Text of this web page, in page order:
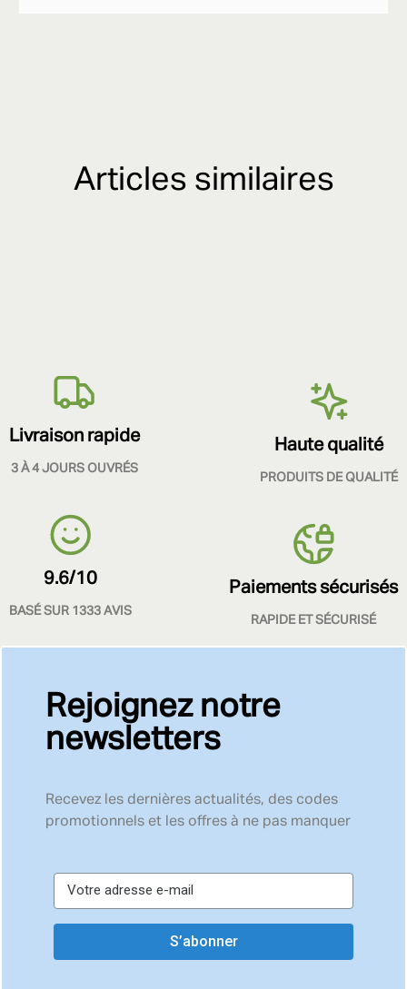
Articles similaires
Livraison rapide
3 À 4 JOURS OUVRÉS
Haute qualité
PRODUITS DE QUALITÉ
9.6/10
BASÉ SUR 1333 AVIS
Paiements sécurisés
RAPIDE ET SÉCURISÉ
Rejoignez notre
newsletters
Recevez les dernières actualités, des codes
promotionnels et les offres à ne pas manquer
S’abonner